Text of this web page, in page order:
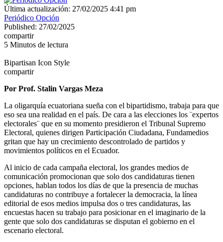
Última actualización: 27/02/2025 4:41 pm
Periódico Opción
Published: 27/02/2025
compartir
5 Minutos de lectura
Bipartisan Icon Style
compartir
Por Prof. Stalin Vargas Meza
La oligarquía ecuatoriana sueña con el bipartidismo, trabaja para que
eso sea una realidad en el país. De cara a las elecciones los ¨expertos
electorales¨ que en su momento presidieron el Tribunal Supremo
Electoral, quienes dirigen Participación Ciudadana, Fundamedios
gritan que hay un crecimiento descontrolado de partidos y
movimientos políticos en el Ecuador.
Al inicio de cada campaña electoral, los grandes medios de
comunicación promocionan que solo dos candidaturas tienen
opciones, hablan todos los días de que la presencia de muchas
candidaturas no contribuye a fortalecer la democracia, la línea
editorial de esos medios impulsa dos o tres candidaturas, las
encuestas hacen su trabajo para posicionar en el imaginario de la
gente que solo dos candidaturas se disputan el gobierno en el
escenario electoral.